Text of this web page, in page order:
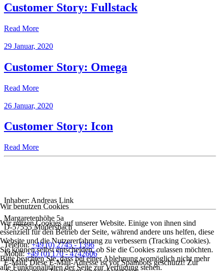
Customer Story: Fullstack
Read More
29 Januar, 2020
Customer Story: Omega
Read More
26 Januar, 2020
Customer Story: Icon
Read More
Inhaber: Andreas Link
Margaretenhöhe 5a
D-57555 Mudersbach
Telefon:+49 (0) 2745 - 1396
Mobil:+49 (0) 170 - 4742606
E-Mail:Diese E-Mail-Adresse ist vor Spambots geschützt! Zur
Wir benutzen Cookies
Wir nutzen Cookies auf unserer Website. Einige von ihnen sind
essenziell für den Betrieb der Seite, während andere uns helfen, diese
Website und die Nutzererfahrung zu verbessern (Tracking Cookies).
Sie können selbst entscheiden, ob Sie die Cookies zulassen möchten.
Bitte beachten Sie, dass bei einer Ablehnung womöglich nicht mehr
alle Funktionalitäten der Seite zur Verfügung stehen.